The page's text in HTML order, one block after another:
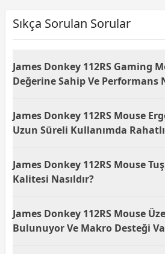
Sıkça Sorulan Sorular
James Donkey 112RS Gaming
Değerine Sahip Ve Performans
sensör sunar bu sayede yüksek
performansı artar DPI ayarına
animasyonları değişir ve hassas
James Donkey 112RS Mouse
Uzun Süreli Kullanımda
şekillendirilmiş hafif yapıya
sağ/sol uyumlu tasarımı uzun
James Donkey 112RS Mouse
Kalitesi Nasıldır?
yaklaşık 20 milyon tıklamaya kadar
tepki süreleri ile oyunlarda
sunar.
James Donkey 112RS Mouse
Bulunuyor Ve Makro Desteği